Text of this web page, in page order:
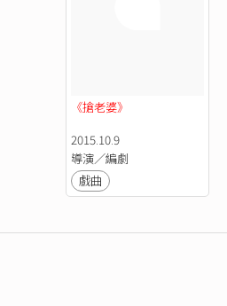
《搶老婆》
2015.10.9
導演／編劇
戲曲